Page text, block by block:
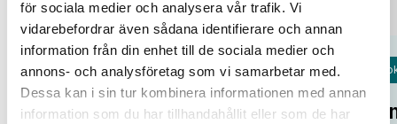
för sociala medier och analysera vår trafik. Vi
vidarebefordrar även sådana identifierare och annan
information från din enhet till de sociala medier och
annons- och analysföretag som vi samarbetar med.
Dessa kan i sin tur kombinera informationen med annan
information som du har tillhandahållit eller som de har
Open Lab Day hos IUC Syd
IUC Syd/Malmö